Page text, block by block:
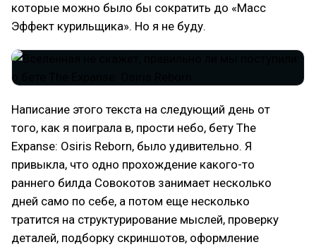
которые можно было бы сократить до «Масс
Эффект курильщика». Но я не буду.
Написание этого текста на следующий день от
того, как я поиграла в, прости небо, бету The
Expanse: Osiris Reborn, было удивительно. Я
привыкла, что одно прохождение какого-то
раннего билда Совокотов занимает несколько
дней само по себе, а потом еще несколько
тратится на структурирование мыслей, проверку
деталей, подборку скриншотов, оформление